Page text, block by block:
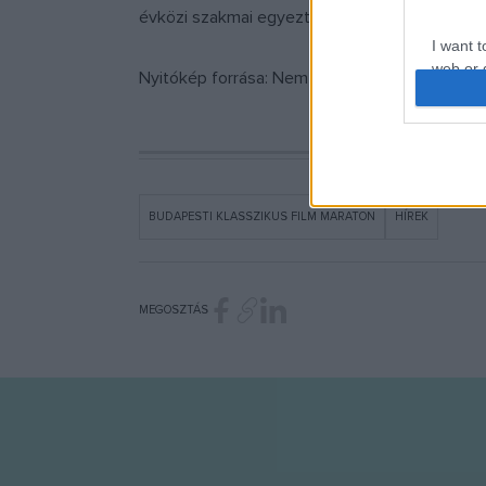
I want
web or
I want
évközi szakmai egyeztetést tartottak a 2023-
Nyitókép forrása: Nemzeti Filmintézet
BUDAPESTI KLASSZIKUS FILM MARATON HÍREK
MEGOSZTÁS